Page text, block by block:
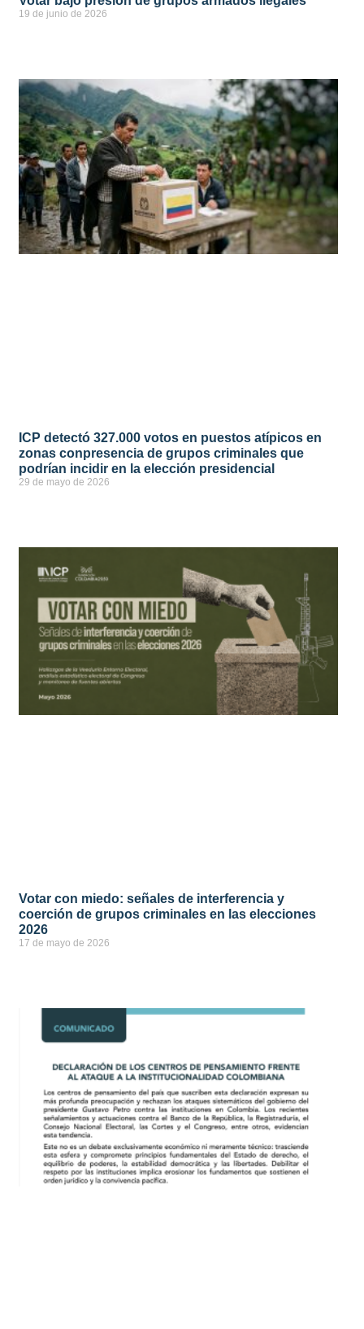
19 de junio de 2026
ICP detectó 327.000 votos en puestos atípicos en
zonas conpresencia de grupos criminales que
podrían incidir en la elección presidencial
29 de mayo de 2026
Votar con miedo: señales de interferencia y
coerción de grupos criminales en las elecciones
2026
17 de mayo de 2026